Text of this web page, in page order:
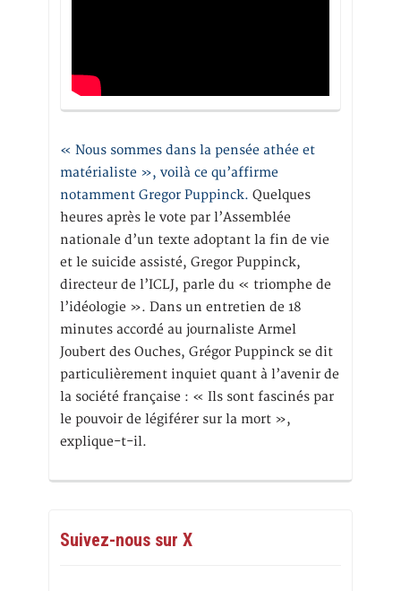
« Nous sommes dans la pensée athée et
matérialiste », voilà ce qu’affirme
notamment Gregor Puppinck. Quelques
heures après le vote par l’Assemblée
nationale d’un texte adoptant la fin de vie
et le suicide assisté, Gregor Puppinck,
directeur de l’ICLJ, parle du « triomphe de
l’idéologie ». Dans un entretien de 18
minutes accordé au journaliste Armel
Joubert des Ouches, Grégor Puppinck se dit
particulièrement inquiet quant à l’avenir de
la société française : « Ils sont fascinés par
le pouvoir de légiférer sur la mort »,
explique-t-il.
Suivez-nous sur X